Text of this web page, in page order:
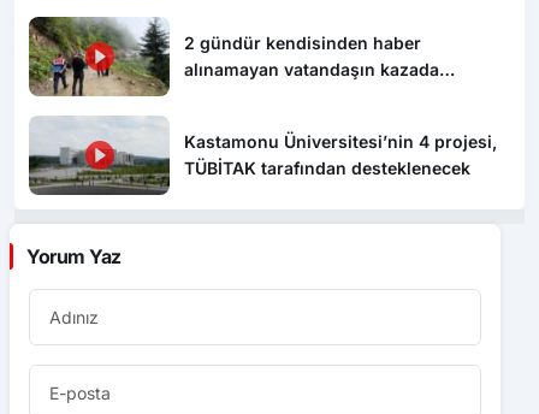
2 gündür kendisinden haber
alınamayan vatandaşın kazada
Kastamonu Üniversitesi’nin 4 projesi,
TÜBİTAK tarafından desteklenecek
Yorum Yaz